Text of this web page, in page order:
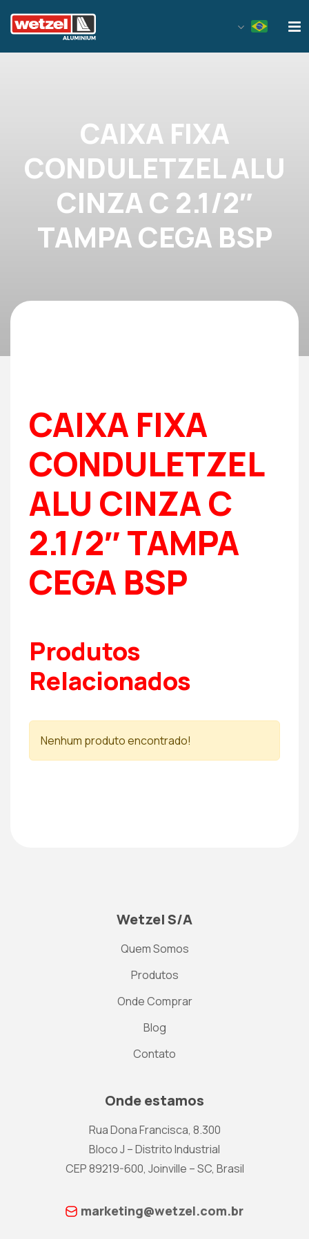
CAIXA FIXA
CONDULETZEL ALU
CINZA C 2.1/2″
TAMPA CEGA BSP
CAIXA FIXA
CONDULETZEL
ALU CINZA C
2.1/2″ TAMPA
CEGA BSP
Produtos
Relacionados
Nenhum produto encontrado!
Wetzel S/A
Quem Somos
Produtos
Onde Comprar
Blog
Contato
Onde estamos
Rua Dona Francisca, 8.300
Bloco J – Distrito Industrial
CEP 89219-600, Joinville – SC, Brasil
marketing@wetzel.com.br